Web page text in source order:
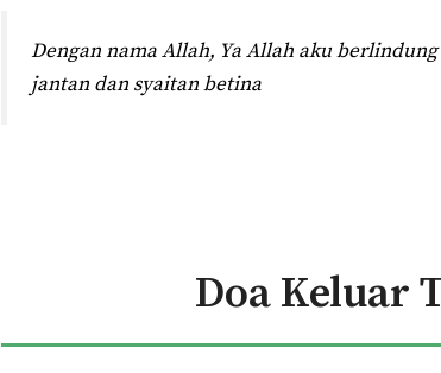
Dengan nama Allah, Ya Allah aku
jantan dan syaitan betina
Doa Keluar